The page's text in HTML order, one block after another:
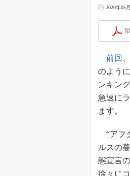
2020年05
前回
のよう
ンキン
急速に
ます。
“アフ
ルスの
態宣言
徐々に